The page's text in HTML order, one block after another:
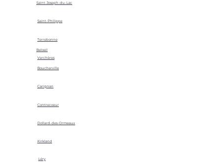
Saint-Joseph-du-Lac
Saint-Philippe
Terrebonne
Verchères
Beloeil
Boucherville
Carignan
Contrecoeur
Dollard-des-Ormeaux
Kirkland
Léry